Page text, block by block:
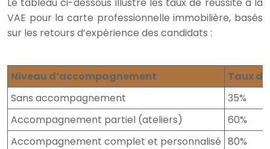
VAE pour la carte professionnelle immobilière, basés
sur les retours d’expérience des candidats :
Niveau d’accompagnement
Taux
Sans accompagnement
35%
Accompagnement partiel (ateliers)
60%
Accompagnement complet et personnalisé 80%